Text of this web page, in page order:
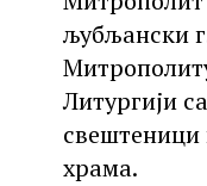
љубљански
Литургији
храма.